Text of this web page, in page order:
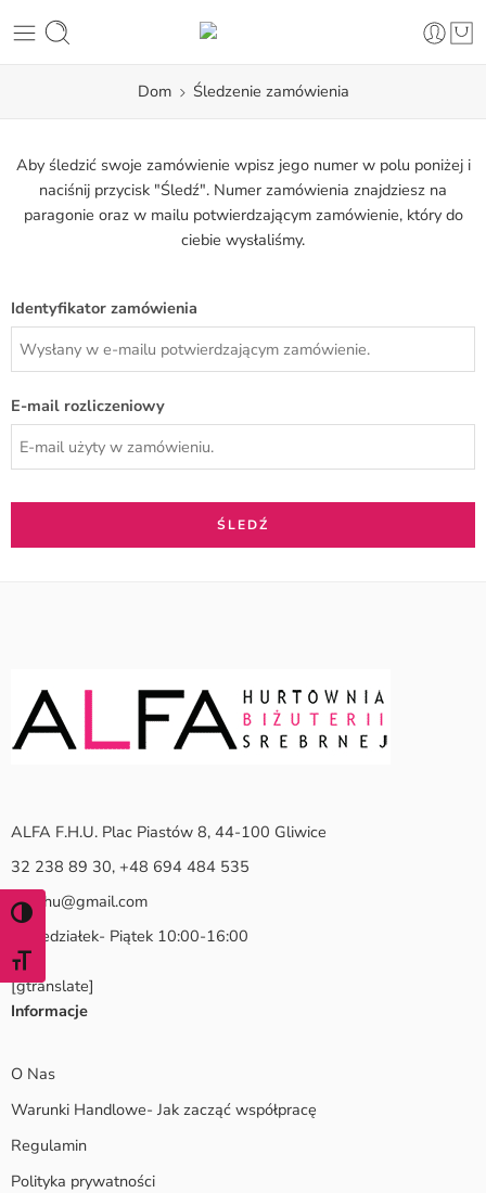
WŁĄCZ TRYB WYSOKIEGO KONTRASTU
ZMIEŃ ROZMIAR CZCIONKI
Dom Śledzenie zamówienia
Aby śledzić swoje zamówienie wpisz jego numer w polu poniżej i
naciśnij przycisk "Śledź". Numer zamówienia znajdziesz na
paragonie oraz w mailu potwierdzającym zamówienie, który do
ciebie wysłaliśmy.
Identyfikator zamówienia
E-mail rozliczeniowy
ŚLEDŹ
ALFA F.H.U. Plac Piastów 8, 44-100 Gliwice
32 238 89 30, +48 694 484 535
alfafhu@gmail.com
Poniedziałek- Piątek 10:00-16:00
[gtranslate]
Informacje
O Nas
Warunki Handlowe- Jak zacząć współpracę
Regulamin
Polityka prywatności